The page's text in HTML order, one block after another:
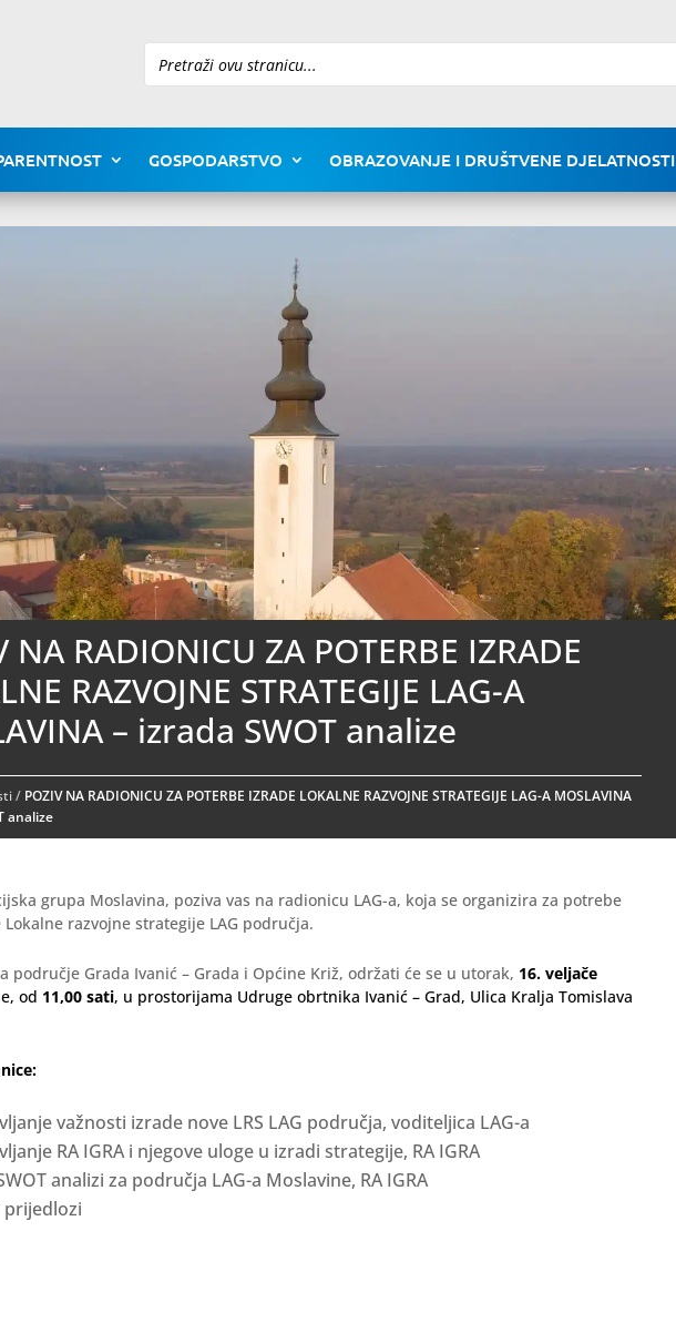
Pretraži
GOSPODARSTVO OBRAZOVANJE I DRUŠTVENE DJELATNOSTI
NA RADIONICU ZA POTERBE IZRADE
RAZVOJNE STRATEGIJE LAG-A
– izrada SWOT analize
/ POZIV NA RADIONICU ZA POTERBE IZRADE LOKALNE RAZVOJNE STRATEGIJE LAG-A MOSLAVINA
analize
grupa Moslavina, poziva vas na radionicu LAG-a, koja se organizira za potrebe
Lokalne razvojne strategije LAG područja.
područje Grada Ivanić – Grada i Općine Križ, održati će se u utorak, 16. veljače
od 11,00 sati, u prostorijama Udruge obrtnika Ivanić – Grad, Ulica Kralja Tomislava
važnosti izrade nove LRS LAG područja, voditeljica LAG-a
RA IGRA i njegove uloge u izradi strategije, RA IGRA
analizi za područja LAG-a Moslavine, RA IGRA
prijedlozi